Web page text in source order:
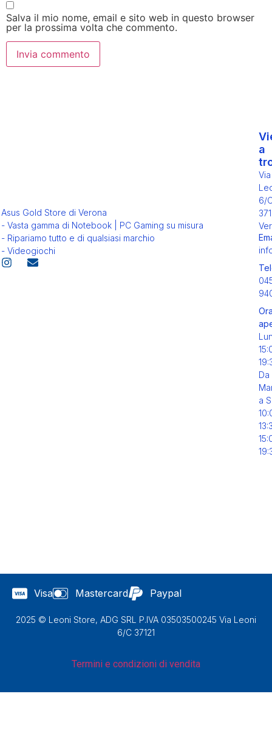
Salva il mio nome, email e sito web in questo browser
per la prossima volta che commento.
Asus Gold Store di Verona
- Vasta gamma di Notebook | PC Gaming su misura
- Ripariamo tutto e di qualsiasi marchio
- Videogiochi
a
Via
6/
Da
a
Visa Mastercard Paypal
2025 © Leoni Store, ADG SRL P.IVA 03503500245 Via Leoni
6/C 37121
Termini e condizioni di vendita